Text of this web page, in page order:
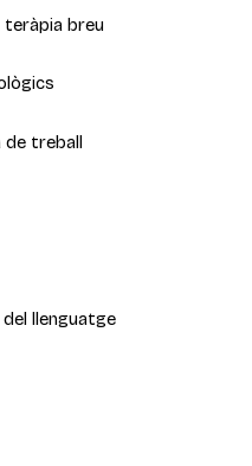
teràpia breu
de treball
llenguatge